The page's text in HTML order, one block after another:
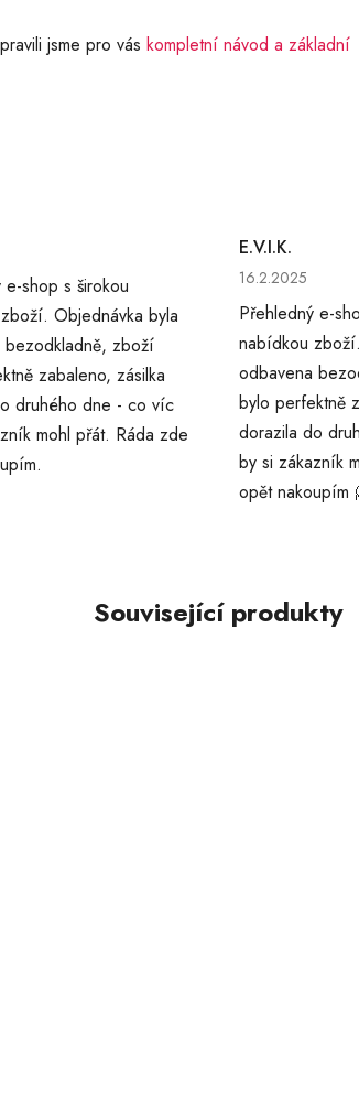
jsme pro vás kompletní návod a základní
obchodu je 5 z 5 hvězdiček.
e-shop s širokou
Objednávka byla
bezodkladně, zboží
zabaleno, zásilka
druhého dne - co víc
mohl přát. Ráda zde
E.V.I.K.
Hodnocení
16.2.2025
Přehledný e-
nabídkou
odbavena
bylo perfektně
dorazila do
by si zákazník
opět nakoupím
Související produkty